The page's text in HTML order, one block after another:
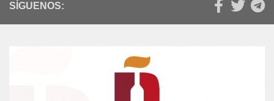
SÍGUENOS: